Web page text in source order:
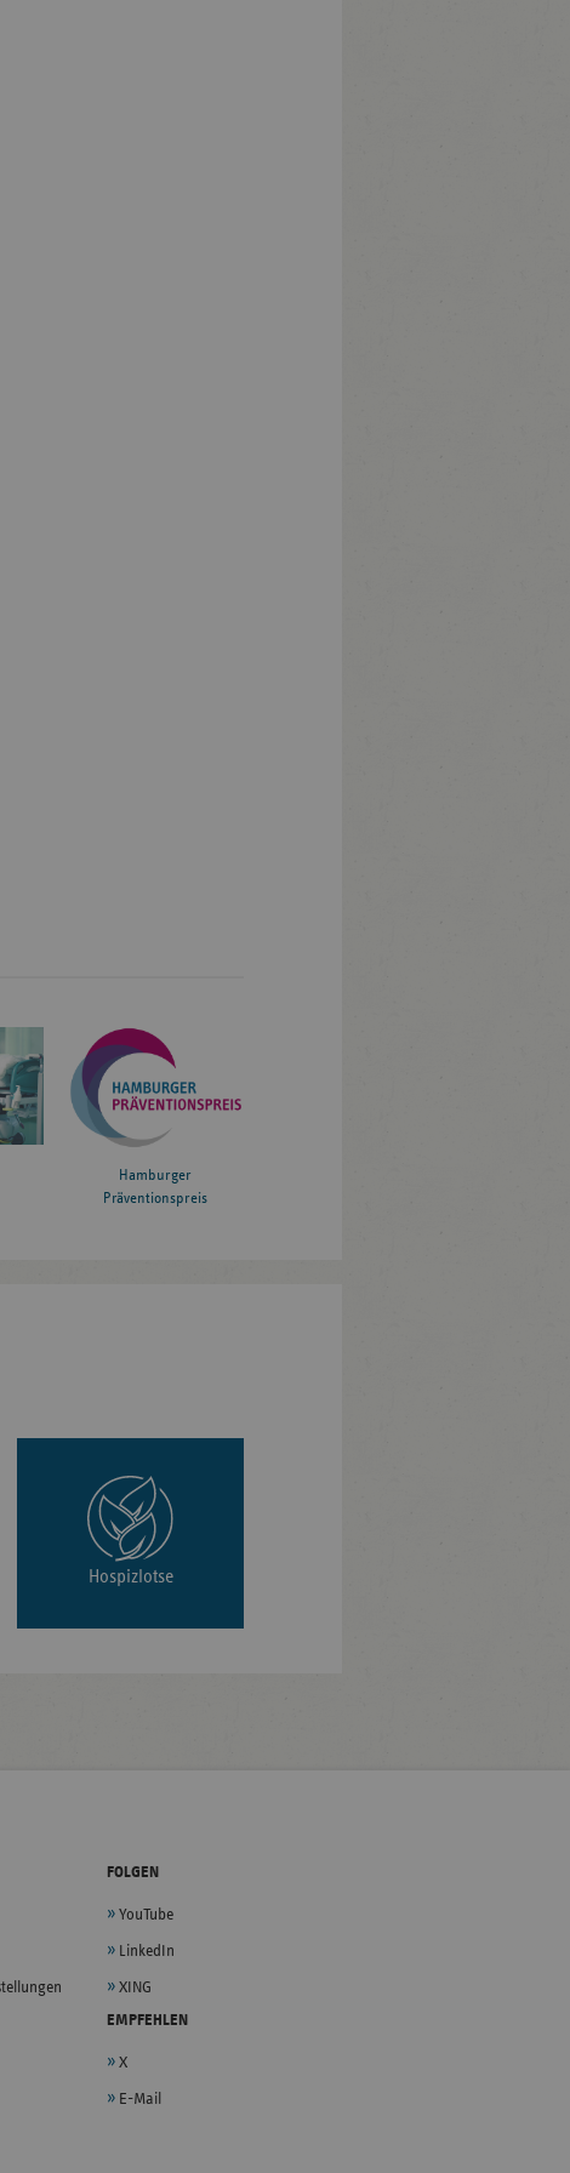
Hamburger
Präventionspreis
Hospizlotse
FOLGEN
YouTube
LinkedIn
XING
EMPFEHLEN
X
E-Mail